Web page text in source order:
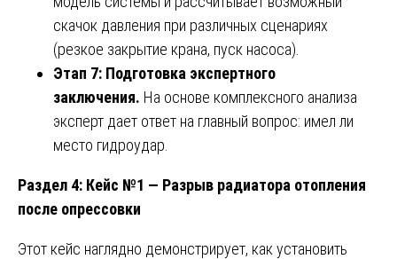
скачок давления при различных сценариях
(резкое закрытие крана, пуск насоса).
Этап 7: Подготовка экспертного
заключения. На основе комплексного анализа
эксперт дает ответ на главный вопрос: имел ли
место гидроудар.
Раздел 4: Кейс №1 — Разрыв радиатора отопления
после опрессовки
Этот кейс наглядно демонстрирует, как установить